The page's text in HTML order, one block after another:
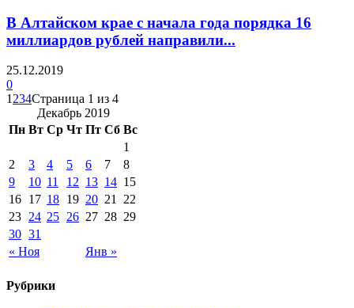
В Алтайском крае с начала года порядка 16
миллиардов рублей направили...
25.12.2019
0
1 234Страница 1 из 4
Декабрь 2019
Пн Вт Ср Чт Пт Сб Вс
« Ноя Янв »
1
2
3 4 5 6 7
8
9
10 11 12 13 14 15
16 17 18 19 20 21
22
23 24 25 26 27 28 29
30 31
Рубрики